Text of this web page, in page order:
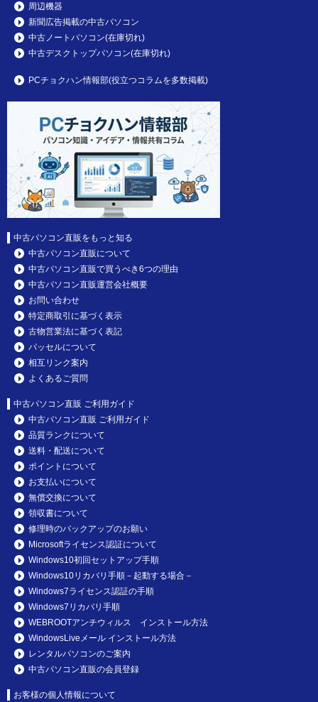
周辺機器
新聞広告掲載の中古パソコン
中古ノートパソコン(在庫切れ)
中古デスクトップパソコン(在庫切れ)
PCチョクハン情報部(役立つコラムを多数掲載)
中古パソコン直販をもっと知る
中古パソコン直販について
中古パソコン直販で買うべき6つの理由
中古パソコン直販運営会社概要
お問い合わせ
特定商取引に基づく表示
古物営業法に基づく表記
パッセルについて
相互リンク案内
よくあるご質問
中古パソコン直販 ご利用ガイド
中古パソコン直販 ご利用ガイド
品質ランクについて
送料・配送について
ポイントについて
お支払いについて
無償交換について
領収書について
修理時のバックアップのお願い
Microsoftライセンス認証について
Windows10初回セットアップ手順
Windows10リカバリ手順－起動する場合－
Windows7ライセンス認証の手順
Windows7リカバリ手順
WEBROOTアンチウィルス インストール方法
WindowsLiveメール インストール方法
レンタルパソコンのご案内
中古パソコン直販の会員登録
お客様の個人情報について